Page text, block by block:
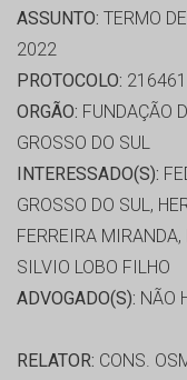
ASSUNTO: TERMO
2022
PROTOCOLO:
ORGÃO: FUNDAÇÃO
GROSSO DO SUL
INTERESSADO(S):
GROSSO DO SUL,
FERREIRA
SILVIO LOBO FILHO
ADVOGADO(S): NÃO
RELATOR: CONS.